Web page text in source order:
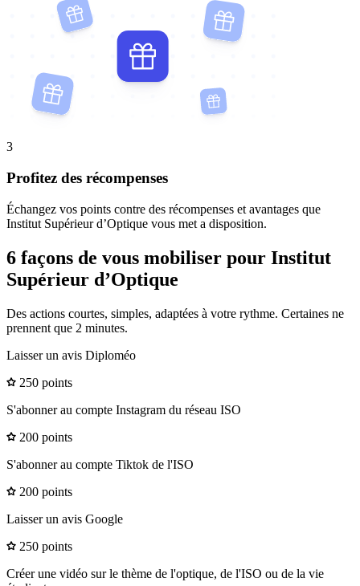
3
Profitez des récompenses
Échangez vos points contre des récompenses et avantages que
Institut Supérieur d’Optique vous met a disposition.
6 façons de vous mobiliser pour Institut
Supérieur d’Optique
Des actions courtes, simples, adaptées à votre rythme. Certaines ne
prennent que 2 minutes.
Laisser un avis Diploméo
250 points
S'abonner au compte Instagram du réseau ISO
200 points
S'abonner au compte Tiktok de l'ISO
200 points
Laisser un avis Google
250 points
Créer une vidéo sur le thème de l'optique, de l'ISO ou de la vie